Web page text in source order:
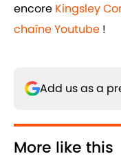
encore Kingsley
chaîne Youtube !
Add us as a
More like this